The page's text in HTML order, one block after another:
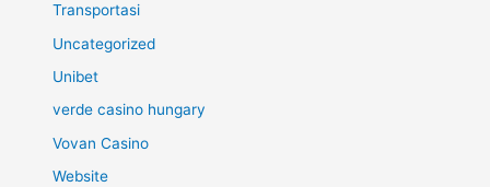
Transportasi
Uncategorized
Unibet
verde casino hungary
Vovan Casino
Website